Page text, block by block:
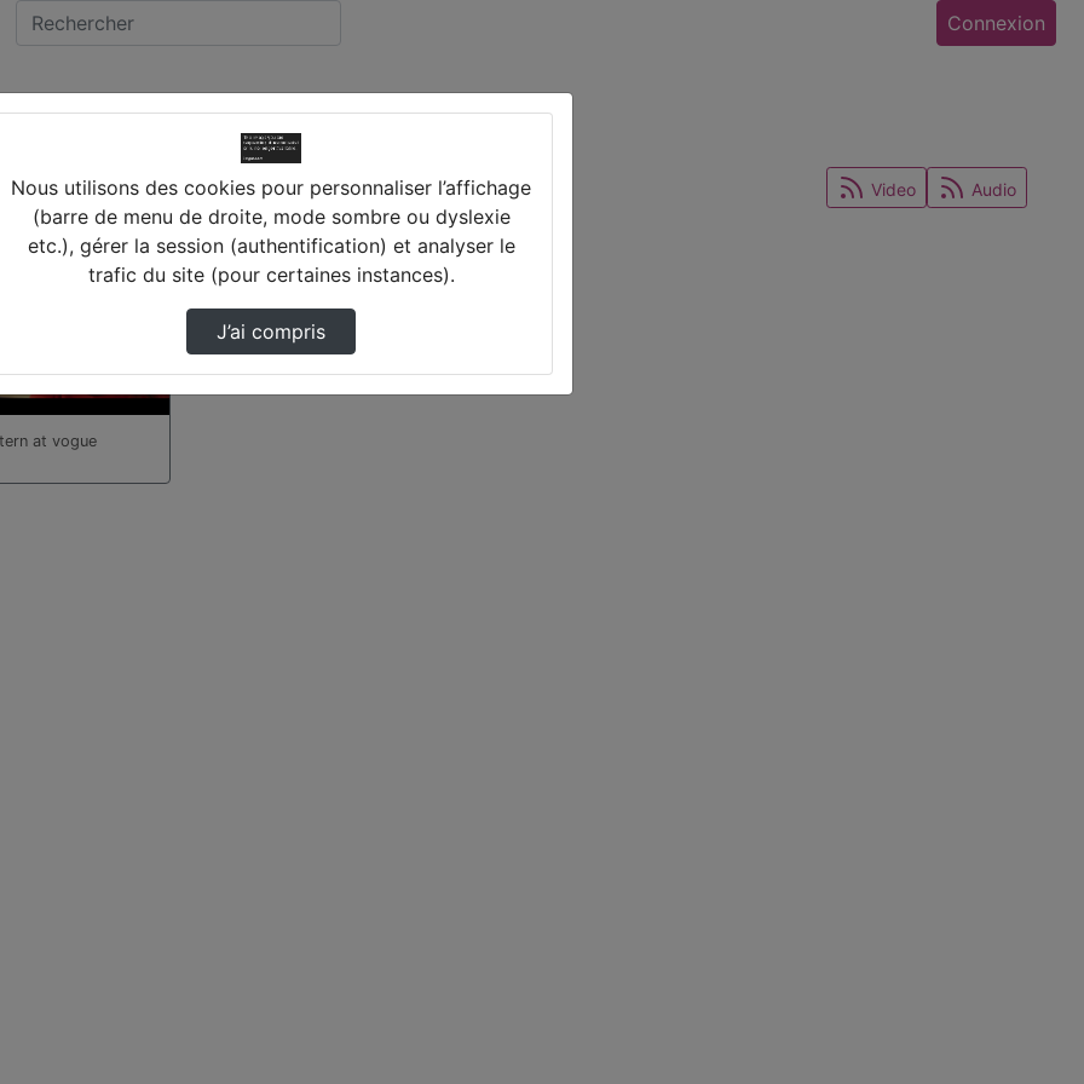
Connexion
trouvée Audio
Video
at vogue
Nous utilisons des cookies pour personnaliser l’affichage
(barre de menu de droite, mode sombre ou dyslexie
etc.), gérer la session (authentification) et analyser le
trafic du site (pour certaines instances).
J’ai compris